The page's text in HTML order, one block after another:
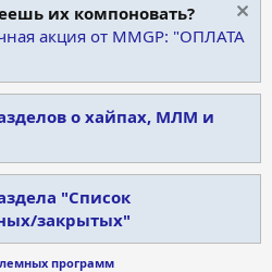
их компоновать?
акция от MMGP: "ОПЛАТА
о хайпах, МЛМ и
"Список
закрытых"
программ